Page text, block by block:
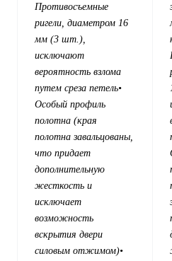
Противосъемные
ригели, диаметром 16
мм (3 шт.),
исключают
вероятность взлома
путем среза петель•
Особый профиль
полотна (края
полотна завальцованы,
что придает
дополнительную
жесткость и
исключает
возможность
вскрытия двери
силовым отжимом)•